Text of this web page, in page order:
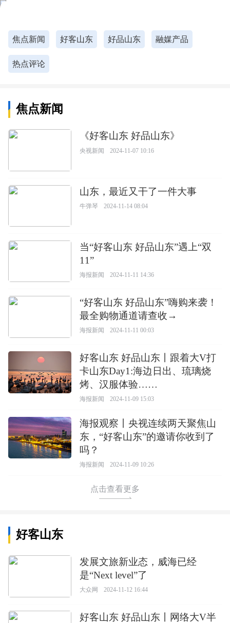
焦点新闻 好客山东 好品山东 融媒产品
热点评论
焦点新闻
《好客山东 好品山东》
央视新闻 2024-11-07 10:16
山东，最近又干了一件大事
牛弹琴 2024-11-14 08:04
当“好客山东 好品山东”遇上“双
11”
海报新闻 2024-11-11 14:36
“好客山东 好品山东”嗨购来袭！
最全购物通道请查收→
海报新闻 2024-11-11 00:03
好客山东 好品山东丨跟着大V打
卡山东Day1:海边日出、琉璃烧
烤、汉服体验……
海报新闻 2024-11-09 15:03
海报观察丨央视连续两天聚焦山
东，“好客山东”的邀请你收到了
吗？
海报新闻 2024-11-09 10:26
点击查看更多
好客山东
发展文旅新业态，威海已经
是“Next level”了
大众网 2024-11-12 16:44
好客山东 好品山东丨网络大V半